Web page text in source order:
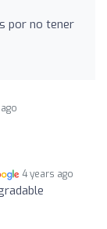
por no tener
4 years ago